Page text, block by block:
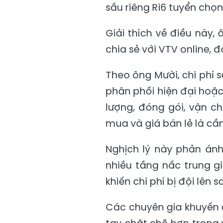
sầu riêng Ri6 tuyển
Giải thích về điều này,
chia sẻ với VTV online,
Theo ông Mười, chi phí
phân phối hiện đại
lượng, đóng gói, vận
mua và giá bán lẻ là
Nghịch lý này phản
nhiều tầng nấc trung
khiến chi phí bị đội lên
Các chuyên gia